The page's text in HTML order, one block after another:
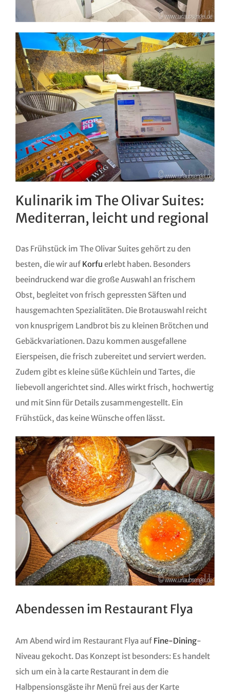
Kulinarik im The Olivar Suites:
Mediterran, leicht und regional
Das Frühstück im The Olivar Suites gehört zu den
besten, die wir auf Korfu erlebt haben. Besonders
beeindruckend war die große Auswahl an frischem
Obst, begleitet von frisch gepressten Säften und
hausgemachten Spezialitäten. Die Brotauswahl reicht
von knusprigem Landbrot bis zu kleinen Brötchen und
Gebäckvariationen. Dazu kommen ausgefallene
Eierspeisen, die frisch zubereitet und serviert werden.
Zudem gibt es kleine süße Küchlein und Tartes, die
liebevoll angerichtet sind. Alles wirkt frisch, hochwertig
und mit Sinn für Details zusammengestellt. Ein
Frühstück, das keine Wünsche offen lässt.
Abendessen im Restaurant Flya
Am Abend wird im Restaurant Flya auf Fine-Dining-
Niveau gekocht. Das Konzept ist besonders: Es handelt
sich um ein à la carte Restaurant in dem die
Halbpensionsgäste ihr Menü frei aus der Karte